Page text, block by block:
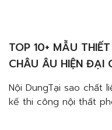
TOP 10+ MẪU
CHÂU ÂU HIỆN ĐẠI
Nội DungTại sao chất
kế thi công nội thất